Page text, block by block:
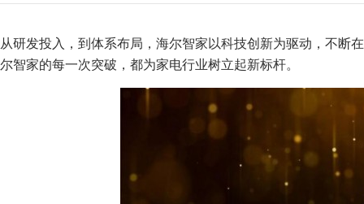
从研发投入，到体系布局，海尔智家以科技创新为驱动，不断
尔智家的每一次突破，都为家电行业树立起新标杆。